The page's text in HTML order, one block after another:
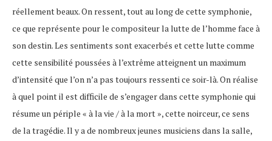
réellement beaux. On ressent, tout au long de cette symphonie,
ce que représente pour le compositeur la lutte de l’homme face à
son destin. Les sentiments sont exacerbés et cette lutte comme
cette sensibilité poussées à l’extrême atteignent un maximum
d’intensité que l’on n’a pas toujours ressenti ce soir-là. On réalise
à quel point il est difficile de s’engager dans cette symphonie qui
résume un périple « à la vie / à la mort », cette noirceur, ce sens
de la tragédie. Il y a de nombreux jeunes musiciens dans la salle,